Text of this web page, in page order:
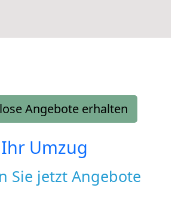
Angebote erhalten
Ihr Umzug
Sie jetzt Angebote